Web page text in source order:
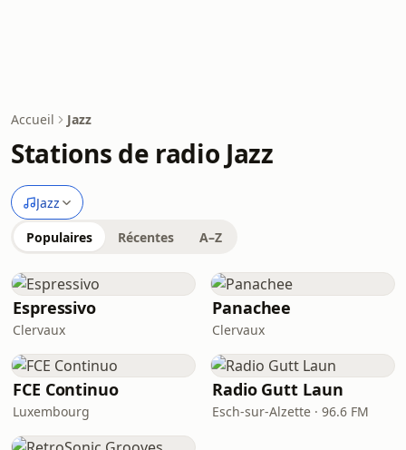
Accueil Jazz
Stations de radio Jazz
Jazz
Populaires Récentes A–Z
Espressivo
Clervaux
Panachee
Clervaux
FCE Continuo
Luxembourg
Radio Gutt Laun
Esch-sur-Alzette · 96.6 FM